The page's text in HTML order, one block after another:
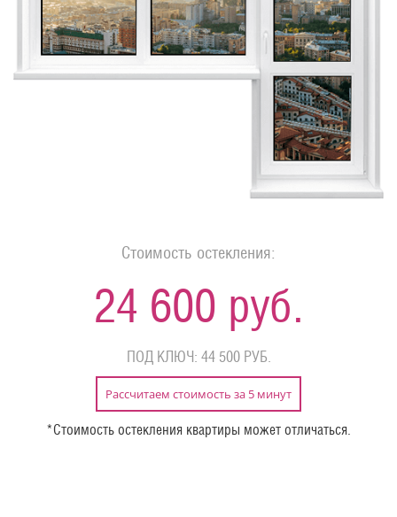
Стоимость остекления:
24 600 руб.
ПОД КЛЮЧ: 44 500 РУБ.
Рассчитаем стоимость за 5 минут
*Стоимость остекления квартиры может отличаться.